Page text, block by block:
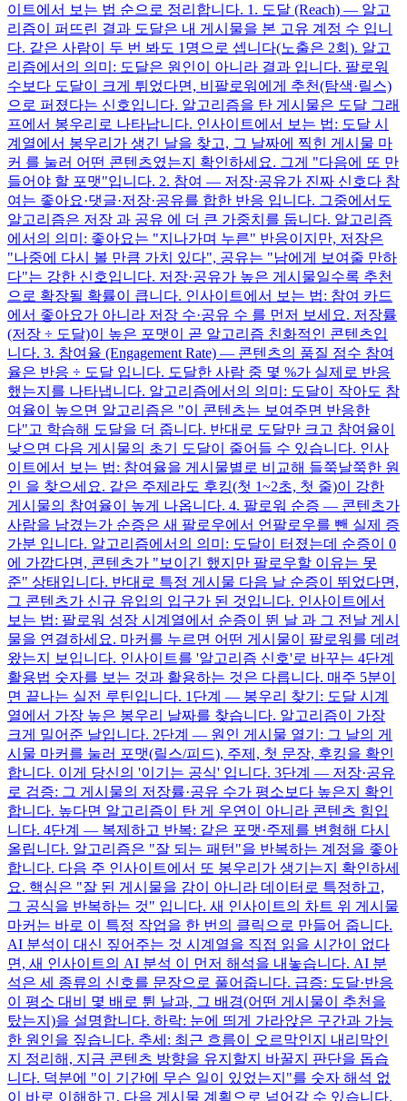
이트에서 보는 법 순으로 정리합니다. 1. 도달 (Reach) — 알고
리즘이 퍼뜨린 결과 도달은 내 게시물을 본 고유 계정 수 입니
다. 같은 사람이 두 번 봐도 1명으로 셉니다(노출은 2회). 알고
리즘에서의 의미: 도달은 원인이 아니라 결과 입니다. 팔로워
수보다 도달이 크게 튀었다면, 비팔로워에게 추천(탐색·릴스)
으로 퍼졌다는 신호입니다. 알고리즘을 탄 게시물은 도달 그래
프에서 봉우리로 나타납니다. 인사이트에서 보는 법: 도달 시
계열에서 봉우리가 생긴 날을 찾고, 그 날짜에 찍힌 게시물 마
커 를 눌러 어떤 콘텐츠였는지 확인하세요. 그게 "다음에 또 만
들어야 할 포맷"입니다. 2. 참여 — 저장·공유가 진짜 신호다 참
여는 좋아요·댓글·저장·공유를 합한 반응 입니다. 그중에서도
알고리즘은 저장 과 공유 에 더 큰 가중치를 둡니다. 알고리즘
에서의 의미: 좋아요는 "지나가며 누른" 반응이지만, 저장은
"나중에 다시 볼 만큼 가치 있다", 공유는 "남에게 보여줄 만하
다"는 강한 신호입니다. 저장·공유가 높은 게시물일수록 추천
으로 확장될 확률이 큽니다. 인사이트에서 보는 법: 참여 카드
에서 좋아요가 아니라 저장 수·공유 수 를 먼저 보세요. 저장률
(저장 ÷ 도달)이 높은 포맷이 곧 알고리즘 친화적인 콘텐츠입
니다. 3. 참여율 (Engagement Rate) — 콘텐츠의 품질 점수 참여
율은 반응 ÷ 도달 입니다. 도달한 사람 중 몇 %가 실제로 반응
했는지를 나타냅니다. 알고리즘에서의 의미: 도달이 작아도 참
여율이 높으면 알고리즘은 "이 콘텐츠는 보여주면 반응한
다"고 학습해 도달을 더 줍니다. 반대로 도달만 크고 참여율이
낮으면 다음 게시물의 초기 도달이 줄어들 수 있습니다. 인사
이트에서 보는 법: 참여율을 게시물별로 비교해 들쭉날쭉한 원
인 을 찾으세요. 같은 주제라도 후킹(첫 1~2초, 첫 줄)이 강한
게시물의 참여율이 높게 나옵니다. 4. 팔로워 순증 — 콘텐츠가
사람을 남겼는가 순증은 새 팔로우에서 언팔로우를 뺀 실제 증
가분 입니다. 알고리즘에서의 의미: 도달이 터졌는데 순증이 0
에 가깝다면, 콘텐츠가 "보이긴 했지만 팔로우할 이유는 못
준" 상태입니다. 반대로 특정 게시물 다음 날 순증이 뛰었다면,
그 콘텐츠가 신규 유입의 입구가 된 것입니다. 인사이트에서
보는 법: 팔로워 성장 시계열에서 순증이 뛴 날 과 그 전날 게시
물을 연결하세요. 마커를 누르면 어떤 게시물이 팔로워를 데려
왔는지 보입니다. 인사이트를 '알고리즘 신호'로 바꾸는 4단계
활용법 숫자를 보는 것과 활용하는 것은 다릅니다. 매주 5분이
면 끝나는 실전 루틴입니다. 1단계 — 봉우리 찾기: 도달 시계
열에서 가장 높은 봉우리 날짜를 찾습니다. 알고리즘이 가장
크게 밀어준 날입니다. 2단계 — 원인 게시물 열기: 그 날의 게
시물 마커를 눌러 포맷(릴스/피드), 주제, 첫 문장, 후킹을 확인
합니다. 이게 당신의 '이기는 공식' 입니다. 3단계 — 저장·공유
로 검증: 그 게시물의 저장률·공유 수가 평소보다 높은지 확인
합니다. 높다면 알고리즘이 탄 게 우연이 아니라 콘텐츠 힘입
니다. 4단계 — 복제하고 반복: 같은 포맷·주제를 변형해 다시
올립니다. 알고리즘은 "잘 되는 패턴"을 반복하는 계정을 좋아
합니다. 다음 주 인사이트에서 또 봉우리가 생기는지 확인하세
요. 핵심은 "잘 된 게시물을 감이 아니라 데이터로 특정하고,
그 공식을 반복하는 것" 입니다. 새 인사이트의 차트 위 게시물
마커는 바로 이 특정 작업을 한 번의 클릭으로 만들어 줍니다.
AI 분석이 대신 짚어주는 것 시계열을 직접 읽을 시간이 없다
면, 새 인사이트의 AI 분석 이 먼저 해석을 내놓습니다. AI 분
석은 세 종류의 신호를 문장으로 풀어줍니다. 급증: 도달·반응
이 평소 대비 몇 배로 튄 날과, 그 배경(어떤 게시물이 추천을
탔는지)을 설명합니다. 하락: 눈에 띄게 가라앉은 구간과 가능
한 원인을 짚습니다. 추세: 최근 흐름이 오르막인지 내리막인
지 정리해, 지금 콘텐츠 방향을 유지할지 바꿀지 판단을 돕습
니다. 덕분에 "이 기간에 무슨 일이 있었는지"를 숫자 해석 없
이 바로 이해하고, 다음 게시물 계획으로 넘어갈 수 있습니다.